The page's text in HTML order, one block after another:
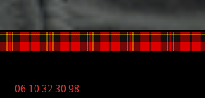
06 10 32 30 98